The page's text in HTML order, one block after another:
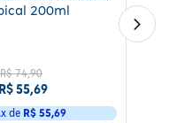
200ml
R$ 74,90
R$55,69
x de R$ 55,69